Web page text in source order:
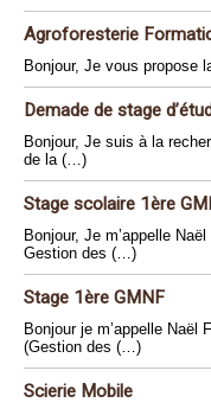
Agroforesterie
Bonjour, Je vous propose
Demade de stage
Bonjour, Je suis à la
de la (…)
Stage scolaire 1ère
Bonjour, Je m’appelle
Gestion des (…)
Stage 1ère GMNF
Bonjour je m’appelle Naël
(Gestion des (…)
Scierie Mobile